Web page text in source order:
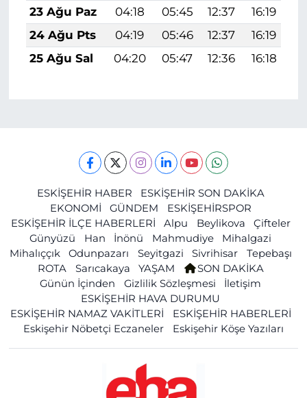
23 Ağu Paz 04:18 05:45 12:37 16:19
24 Ağu Pts
04:19 05:46 12:37 16:19
25 Ağu Sal
04:20 05:47 12:36 16:18
ESKİŞEHİR HABER
ESKİŞEHİR SON DAKİKA
EKONOMİ
GÜNDEM
ESKİŞEHİRSPOR
ESKİŞEHİR İLÇE HABERLERİ
Alpu Beylikova
Çifteler
Günyüzü
Han İnönü Mahmudiye
Mihalgazi
Mihalıççık
Odunpazarı Seyitgazi Sivrihisar
Tepebaşı
ROTA
Sarıcakaya YAŞAM
SON DAKİKA
Günün İçinden
Gizlilik Sözleşmesi
İletişim
ESKİŞEHİR HAVA DURUMU
ESKİŞEHİR NAMAZ VAKİTLERİ
ESKİŞEHİR HABERLERİ
Eskişehir Nöbetçi Eczaneler
Eskişehir Köşe Yazıları